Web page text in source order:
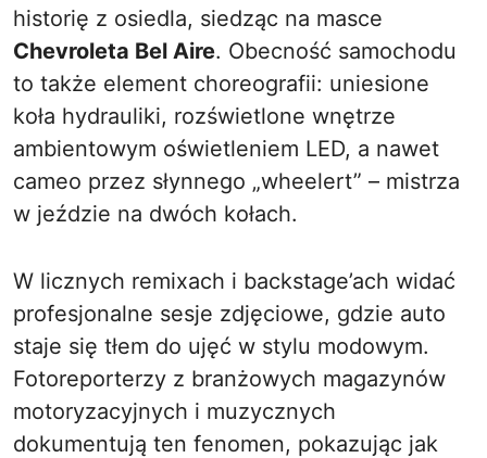
historię z osiedla, siedząc na masce
Chevroleta Bel Aire. Obecność samochodu
to także element choreografii: uniesione
koła hydrauliki, rozświetlone wnętrze
ambientowym oświetleniem LED, a nawet
cameo przez słynnego „wheelert” – mistrza
w jeździe na dwóch kołach.
W licznych remixach i backstage’ach widać
profesjonalne sesje zdjęciowe, gdzie auto
staje się tłem do ujęć w stylu modowym.
Fotoreporterzy z branżowych magazynów
motoryzacyjnych i muzycznych
dokumentują ten fenomen, pokazując jak